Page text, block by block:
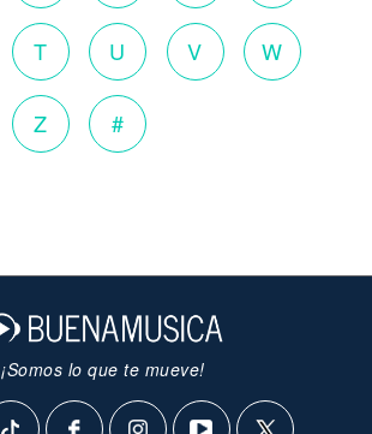
T U V W
Z #
¡Somos lo que te mueve!